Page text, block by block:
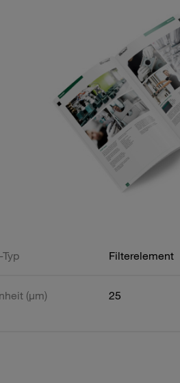
Filterelement
(µm) 25